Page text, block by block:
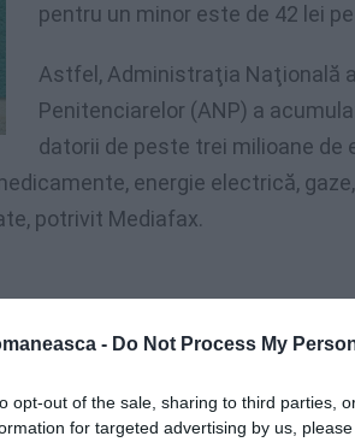
- Do Not Process My
opt-out of the sale, sharing to third parties,
for targeted advertising by us,
pentru un minor este de 42 lei
Astfel, Administraţia Naţională a
Penitenciarelor (ANP) a
datorii de peste trei milioane de
energie electrică,
potrivit Mediafax.